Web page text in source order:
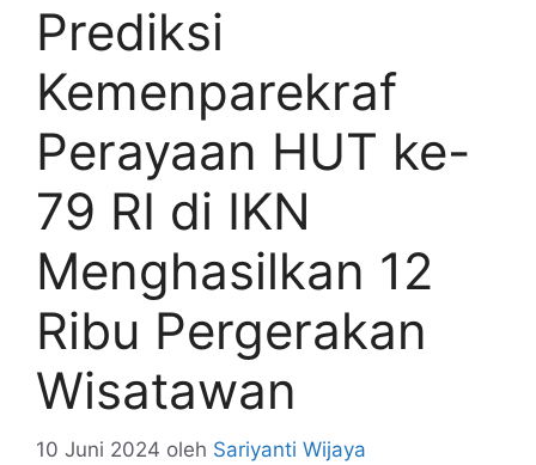
Prediksi
Kemenparekraf
Perayaan HUT ke-
79 RI di IKN
Menghasilkan 12
Ribu Pergerakan
Wisatawan
10 Juni 2024 oleh Sariyanti Wijaya